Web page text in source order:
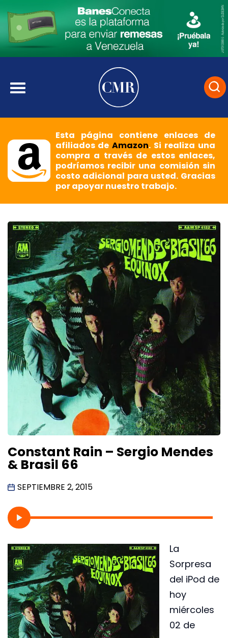
Esta página contiene enlaces de
afiliados deAmazon. Si realiza una
compra a través de estos enlaces,
podríamos recibir una comisión sin
costo adicional para usted. Gracias
por apoyar nuestro trabajo.
Constant Rain – Sergio Mendes
& Brasil 66
SEPTIEMBRE 2, 2015
La
Sorpresa
del iPod de
hoy
miércoles
02 de